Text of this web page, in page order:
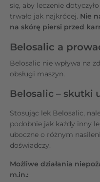
się, aby leczenie
trwało jak najkrócej. Nie
na skórę piersi przed
Belosalic a
Belosalic nie wpływa na
obsługi maszyn.
Belosalic – skutki
Stosując lek Belosalic,
podobnie jak każdy inny
uboczne o różnym
doświadczy.
Możliwe działania
m.in.: